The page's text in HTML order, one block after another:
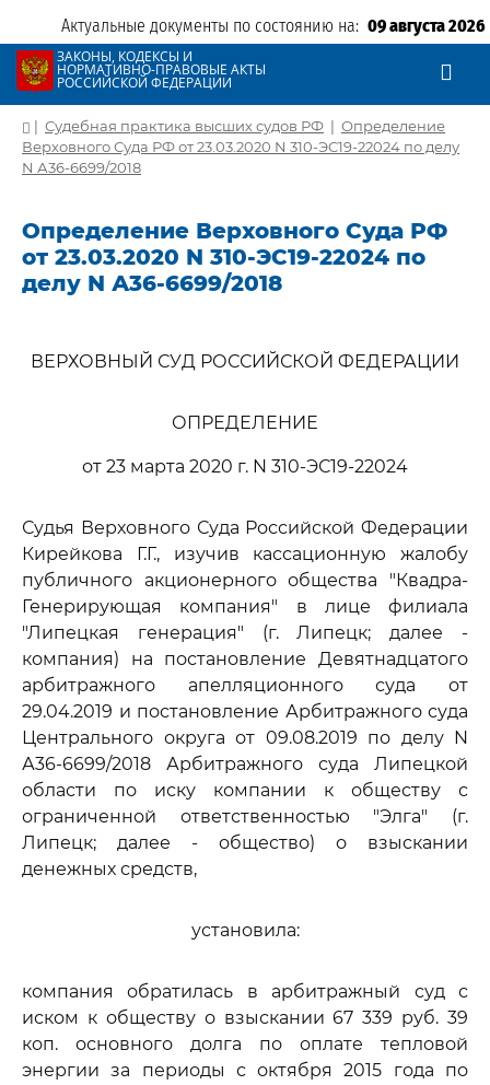
Актуальные документы по состоянию на: 09 августа 2026
ЗАКОНЫ, КОДЕКСЫ И
НОРМАТИВНО-ПРАВОВЫЕ АКТЫ
РОССИЙСКОЙ ФЕДЕРАЦИИ
| Судебная практика высших судов РФ | Определение
Верховного Суда РФ от 23.03.2020 N 310-ЭС19-22024 по делу
N А36-6699/2018
Определение Верховного Суда РФ
от 23.03.2020 N 310-ЭС19-22024 по
делу N А36-6699/2018
ВЕРХОВНЫЙ СУД РОССИЙСКОЙ ФЕДЕРАЦИИ
ОПРЕДЕЛЕНИЕ
от 23 марта 2020 г. N 310-ЭС19-22024
Судья Верховного Суда Российской Федерации
Кирейкова Г.Г., изучив кассационную жалобу
публичного акционерного общества "Квадра-
Генерирующая компания" в лице филиала
"Липецкая генерация" (г. Липецк; далее -
компания) на постановление Девятнадцатого
арбитражного апелляционного суда от
29.04.2019 и постановление Арбитражного суда
Центрального округа от 09.08.2019 по делу N
А36-6699/2018 Арбитражного суда Липецкой
области по иску компании к обществу с
ограниченной ответственностью "Элга" (г.
Липецк; далее - общество) о взыскании
денежных средств,
установила:
компания обратилась в арбитражный суд с
иском к обществу о взыскании 67 339 руб. 39
коп. основного долга по оплате тепловой
энергии за периоды с октября 2015 года по